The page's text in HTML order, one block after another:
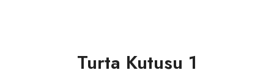
Turta Kutusu 1